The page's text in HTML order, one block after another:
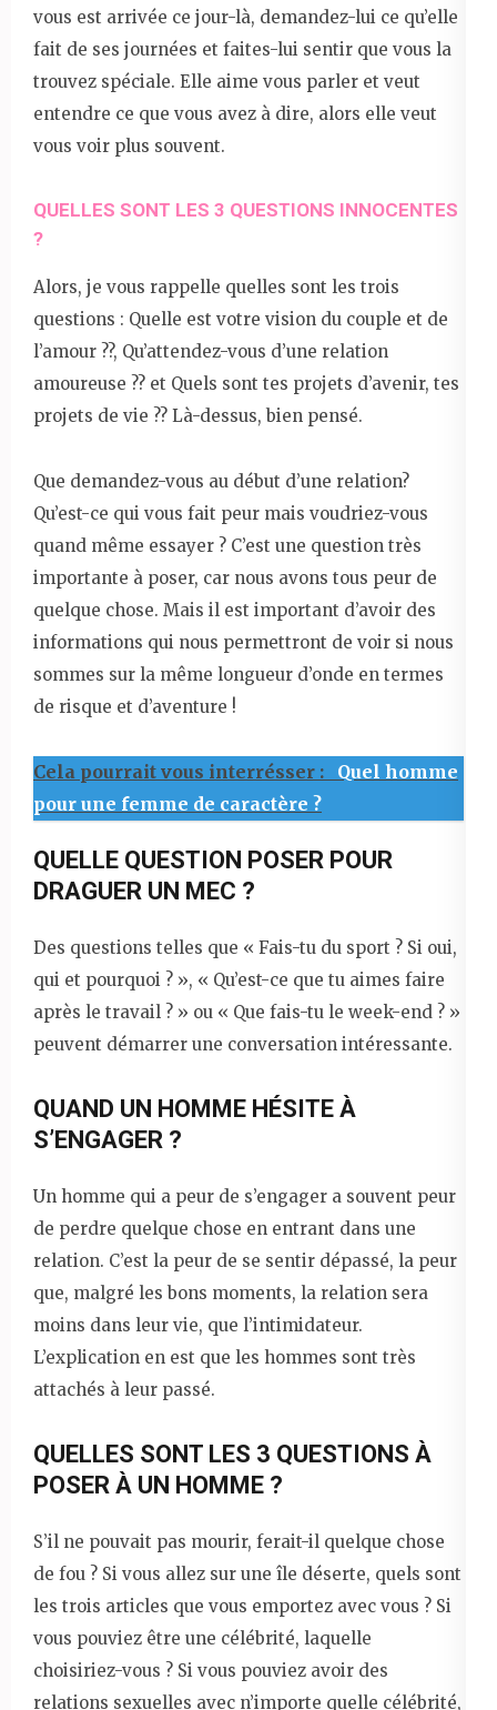
vous est arrivée ce jour-là, demandez-lui ce qu’elle
fait de ses journées et faites-lui sentir que vous la
trouvez spéciale. Elle aime vous parler et veut
entendre ce que vous avez à dire, alors elle veut
vous voir plus souvent.
QUELLES SONT LES 3 QUESTIONS INNOCENTES
?
Alors, je vous rappelle quelles sont les trois
questions : Quelle est votre vision du couple et de
l’amour ??, Qu’attendez-vous d’une relation
amoureuse ?? et Quels sont tes projets d’avenir, tes
projets de vie ?? Là-dessus, bien pensé.
Que demandez-vous au début d’une relation?
Qu’est-ce qui vous fait peur mais voudriez-vous
quand même essayer ? C’est une question très
importante à poser, car nous avons tous peur de
quelque chose. Mais il est important d’avoir des
informations qui nous permettront de voir si nous
sommes sur la même longueur d’onde en termes
de risque et d’aventure !
Cela pourrait vous interrésser :
Quel homme
pour une femme de caractère ?
QUELLE QUESTION POSER POUR
DRAGUER UN MEC ?
Des questions telles que « Fais-tu du sport ? Si oui,
qui et pourquoi ? », « Qu’est-ce que tu aimes faire
après le travail ? » ou « Que fais-tu le week-end ? »
peuvent démarrer une conversation intéressante.
QUAND UN HOMME HÉSITE À
S’ENGAGER ?
Un homme qui a peur de s’engager a souvent peur
de perdre quelque chose en entrant dans une
relation. C’est la peur de se sentir dépassé, la peur
que, malgré les bons moments, la relation sera
moins dans leur vie, que l’intimidateur.
L’explication en est que les hommes sont très
attachés à leur passé.
QUELLES SONT LES 3 QUESTIONS À
POSER À UN HOMME ?
S’il ne pouvait pas mourir, ferait-il quelque chose
de fou ? Si vous allez sur une île déserte, quels sont
les trois articles que vous emportez avec vous ? Si
vous pouviez être une célébrité, laquelle
choisiriez-vous ? Si vous pouviez avoir des
relations sexuelles avec n’importe quelle célébrité,